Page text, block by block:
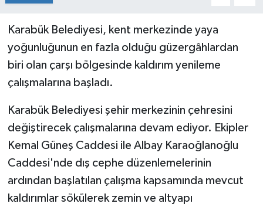
Karabük Belediyesi, kent merkezinde yaya
yoğunluğunun en fazla olduğu güzergâhlardan
biri olan çarşı bölgesinde kaldırım yenileme
çalışmalarına başladı.
Karabük Belediyesi şehir merkezinin çehresini
değiştirecek çalışmalarına devam ediyor. Ekipler
Kemal Güneş Caddesi ile Albay Karaoğlanoğlu
Caddesi'nde dış cephe düzenlemelerinin
ardından başlatılan çalışma kapsamında mevcut
kaldırımlar sökülerek zemin ve altyapı